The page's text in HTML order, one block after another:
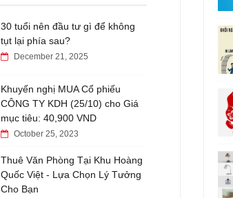
30 tuổi nên đầu tư gì để không
tụt lại phía sau?
December 21, 2025
Khuyến nghị MUA Cổ phiếu
CÔNG TY KDH (25/10) cho Giá
mục tiêu: 40,900 VND
October 25, 2023
Thuê Văn Phòng Tại Khu Hoàng
Quốc Việt - Lựa Chọn Lý Tưởng
Cho Bạn